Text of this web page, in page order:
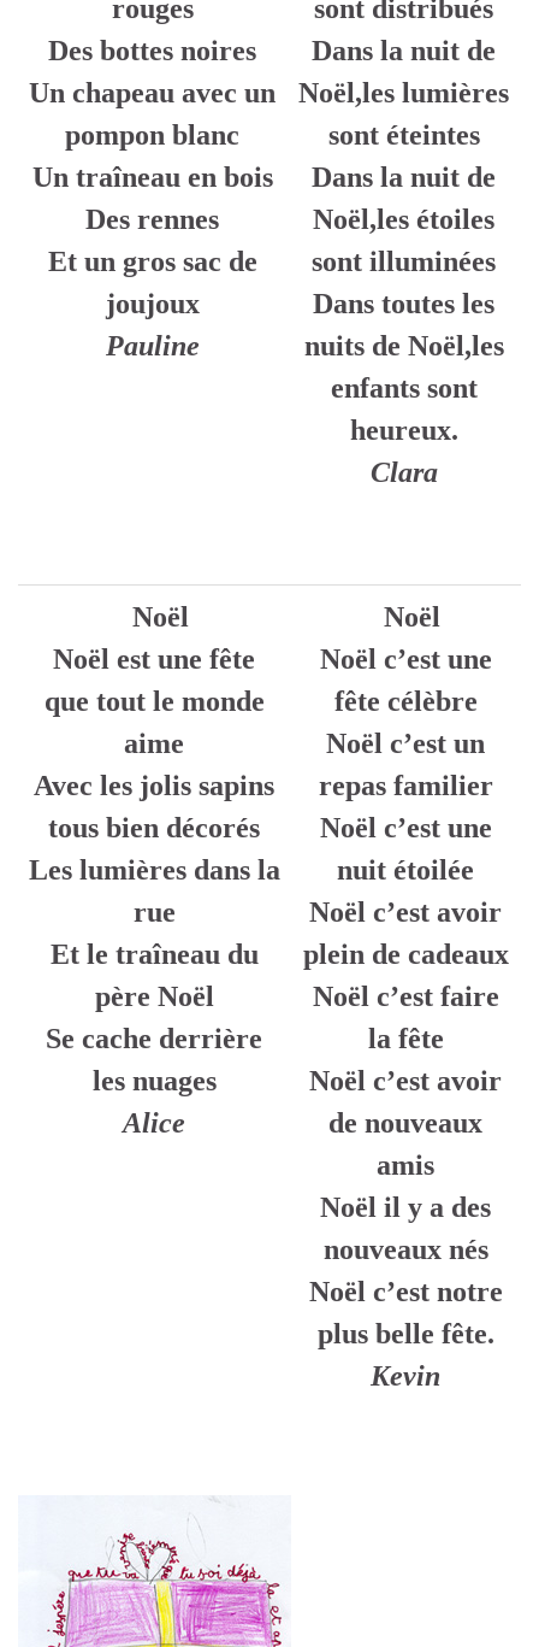
rouges
Des bottes noires
Un chapeau avec un
pompon blanc
Un traîneau en bois
Des rennes
Et un gros sac de
joujoux
Pauline
sont distribués
Dans la nuit de
Noël,les lumières
sont éteintes
Dans la nuit de
Noël,les étoiles
sont illuminées
Dans toutes les
nuits de Noël,les
enfants sont
heureux.
Clara
Noël
Noël est une fête
que tout le monde
aime
Avec les jolis sapins
tous bien décorés
Les lumières dans la
rue
Et le traîneau du
père Noël
Se cache derrière
les nuages
Alice
Noël
Noël c’est une
fête célèbre
Noël c’est un
repas familier
Noël c’est une
nuit étoilée
Noël c’est avoir
plein de cadeaux
Noël c’est faire
la fête
Noël c’est avoir
de nouveaux
amis
Noël il y a des
nouveaux nés
Noël c’est notre
plus belle fête.
Kevin